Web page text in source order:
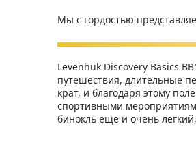
Мы с гордостью
Levenhuk Discovery Basics
путешествия, длительные
крат, и благодаря этому
спортивными
бинокль еще и очень